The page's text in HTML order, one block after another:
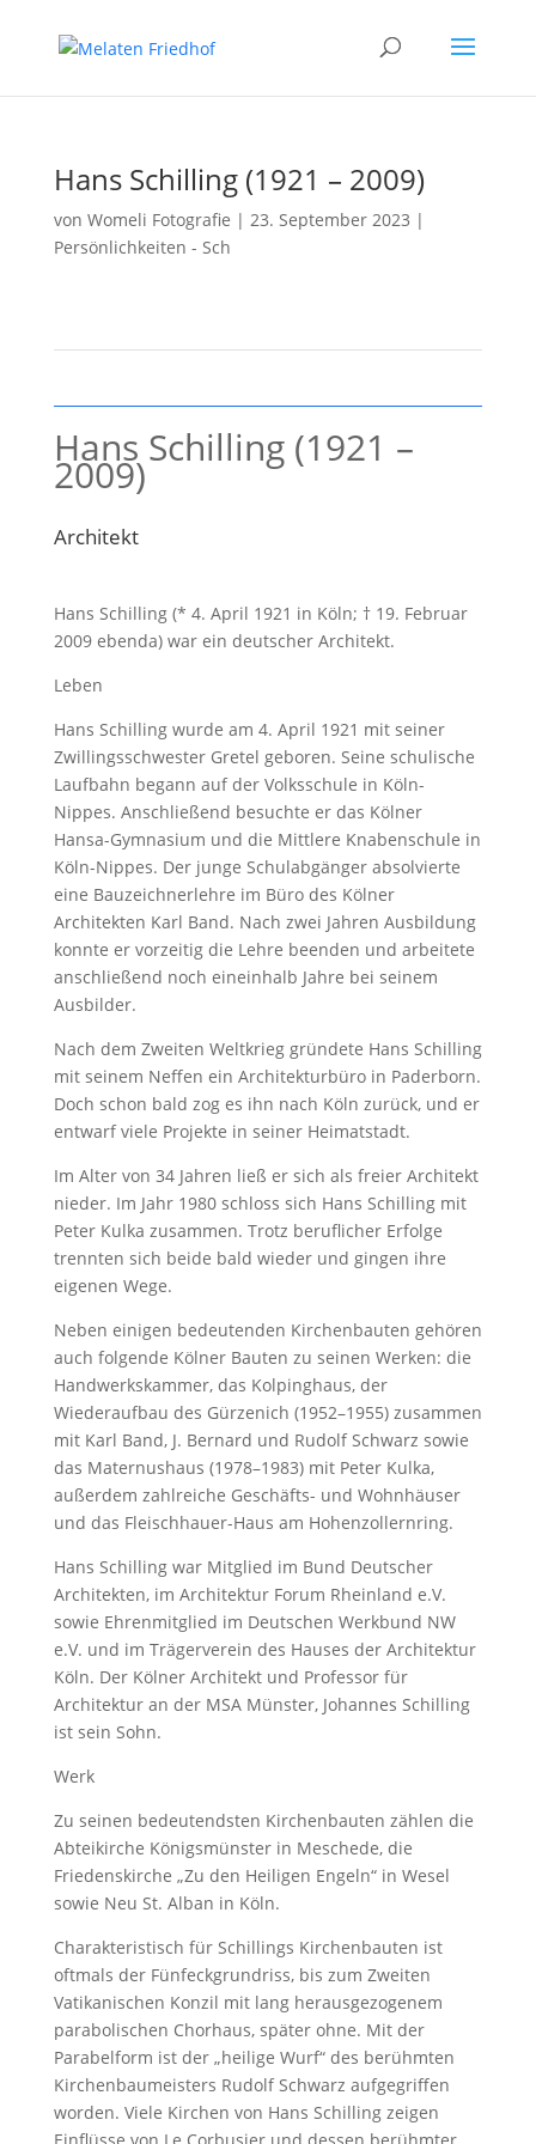
Hans Schilling (1921 – 2009)
von Womeli Fotografie | 23. September 2023 |
Persönlichkeiten - Sch
Hans Schilling (1921 –
2009)
Architekt
Hans Schilling (* 4. April 1921 in Köln; † 19. Februar
2009 ebenda) war ein deutscher Architekt.
Leben
Hans Schilling wurde am 4. April 1921 mit seiner
Zwillingsschwester Gretel geboren. Seine schulische
Laufbahn begann auf der Volksschule in Köln-
Nippes. Anschließend besuchte er das Kölner
Hansa-Gymnasium und die Mittlere Knabenschule in
Köln-Nippes. Der junge Schulabgänger absolvierte
eine Bauzeichnerlehre im Büro des Kölner
Architekten Karl Band. Nach zwei Jahren Ausbildung
konnte er vorzeitig die Lehre beenden und arbeitete
anschließend noch eineinhalb Jahre bei seinem
Ausbilder.
Nach dem Zweiten Weltkrieg gründete Hans Schilling
mit seinem Neffen ein Architekturbüro in Paderborn.
Doch schon bald zog es ihn nach Köln zurück, und er
entwarf viele Projekte in seiner Heimatstadt.
Im Alter von 34 Jahren ließ er sich als freier Architekt
nieder. Im Jahr 1980 schloss sich Hans Schilling mit
Peter Kulka zusammen. Trotz beruflicher Erfolge
trennten sich beide bald wieder und gingen ihre
eigenen Wege.
Neben einigen bedeutenden Kirchenbauten gehören
auch folgende Kölner Bauten zu seinen Werken: die
Handwerkskammer, das Kolpinghaus, der
Wiederaufbau des Gürzenich (1952–1955) zusammen
mit Karl Band, J. Bernard und Rudolf Schwarz sowie
das Maternushaus (1978–1983) mit Peter Kulka,
außerdem zahlreiche Geschäfts- und Wohnhäuser
und das Fleischhauer-Haus am Hohenzollernring.
Hans Schilling war Mitglied im Bund Deutscher
Architekten, im Architektur Forum Rheinland e.V.
sowie Ehrenmitglied im Deutschen Werkbund NW
e.V. und im Trägerverein des Hauses der Architektur
Köln. Der Kölner Architekt und Professor für
Architektur an der MSA Münster, Johannes Schilling
ist sein Sohn.
Werk
Zu seinen bedeutendsten Kirchenbauten zählen die
Abteikirche Königsmünster in Meschede, die
Friedenskirche „Zu den Heiligen Engeln“ in Wesel
sowie Neu St. Alban in Köln.
Charakteristisch für Schillings Kirchenbauten ist
oftmals der Fünfeckgrundriss, bis zum Zweiten
Vatikanischen Konzil mit lang herausgezogenem
parabolischen Chorhaus, später ohne. Mit der
Parabelform ist der „heilige Wurf“ des berühmten
Kirchenbaumeisters Rudolf Schwarz aufgegriffen
worden. Viele Kirchen von Hans Schilling zeigen